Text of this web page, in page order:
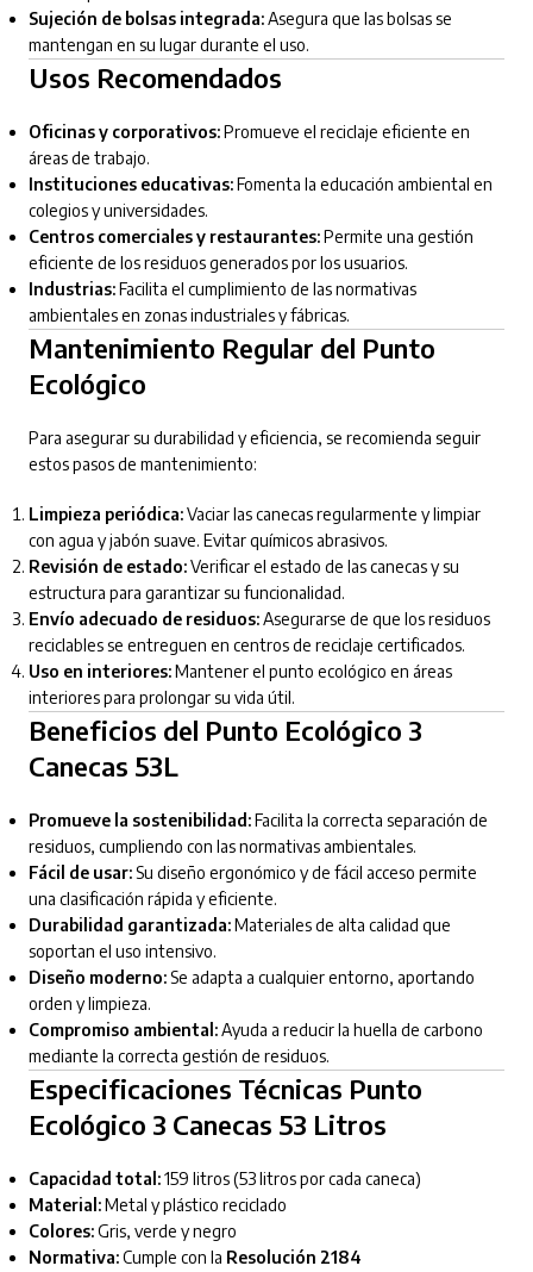
Sujeción de bolsas integrada:Asegura que las bolsas se
mantengan en su lugar durante el uso.
Usos Recomendados
Oficinas y corporativos:Promueve el reciclaje eficiente en
áreas de trabajo.
Instituciones educativas:Fomenta la educación ambiental en
colegios y universidades.
Centros comerciales y restaurantes:Permite una gestión
eficiente de los residuos generados por los usuarios.
Industrias:Facilita el cumplimiento de las normativas
ambientales en zonas industriales y fábricas.
Mantenimiento Regular del Punto
Ecológico
Para asegurar su durabilidad y eficiencia, se recomienda seguir
estos pasos de mantenimiento:
Limpieza periódica:Vaciar las canecas regularmente y limpiar
con agua y jabón suave. Evitar químicos abrasivos.
Revisión de estado:Verificar el estado de las canecas y su
estructura para garantizar su funcionalidad.
Envío adecuado de residuos:Asegurarse de que los residuos
reciclables se entreguen en centros de reciclaje certificados.
Uso en interiores:Mantener el punto ecológico en áreas
interiores para prolongar su vida útil.
Beneficios del Punto Ecológico 3
Canecas 53L
Promueve la sostenibilidad:Facilita la correcta separación de
residuos, cumpliendo con las normativas ambientales.
Fácil de usar:Su diseño ergonómico y de fácil acceso permite
una clasificación rápida y eficiente.
Durabilidad garantizada:Materiales de alta calidad que
soportan el uso intensivo.
Diseño moderno:Se adapta a cualquier entorno, aportando
orden y limpieza.
Compromiso ambiental:Ayuda a reducir la huella de carbono
mediante la correcta gestión de residuos.
Especificaciones Técnicas Punto
Ecológico 3 Canecas 53 Litros
Capacidad total:159 litros (53 litros por cada caneca)
Material:Metal y plástico reciclado
Colores:Gris, verde y negro
Normativa:Cumple con la Resolución 2184